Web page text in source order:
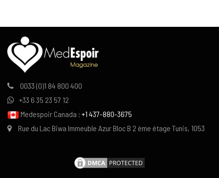
0033 (0)1 84 800 400
+33 6 35 23 57 12
Medespoir Canada : +1 437-880-3675
Rue du Lac Biwa Immeuble Azur Bloc B 2 ème étage Tunis, 1053